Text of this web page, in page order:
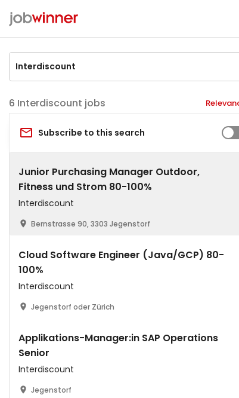
Interdiscount jobs
Subscribe to this search
Junior Purchasing Manager Outdoor,
Fitness und Strom 80-100%
Interdiscount
Bernstrasse 90, 3303 Jegenstorf
Cloud Software Engineer (Java/GCP) 80-
100%
Interdiscount
Jegenstorf oder Zürich
Applikations-Manager:in SAP Operations
Senior
Interdiscount
Jegenstorf